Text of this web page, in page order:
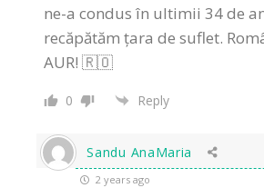
ne-a condus în ultimii 34 de
recăpătăm țara de suflet.
AUR! 🇷🇴
0 Reply
Sandu AnaMaria
2 years ago